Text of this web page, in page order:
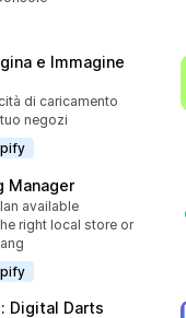
e Immagine
di caricamento
negozi
Manager
available
right local store or
Digital Darts